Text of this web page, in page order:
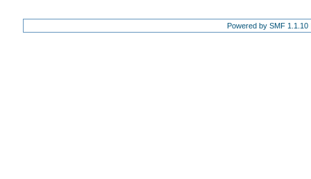
Powered by SMF 1.1.10